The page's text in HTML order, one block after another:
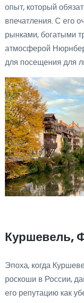
опыт, который
впечатления. С его
рынками, богатыми
атмосферой
для посещения для
Куршевель,
Эпоха, когда
роскоши в России,
его репутацию как